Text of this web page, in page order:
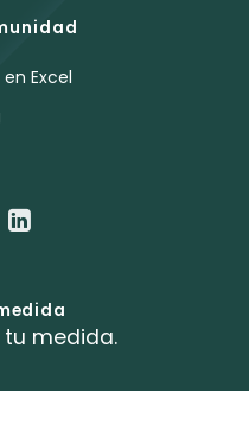
Excel
tu medida.